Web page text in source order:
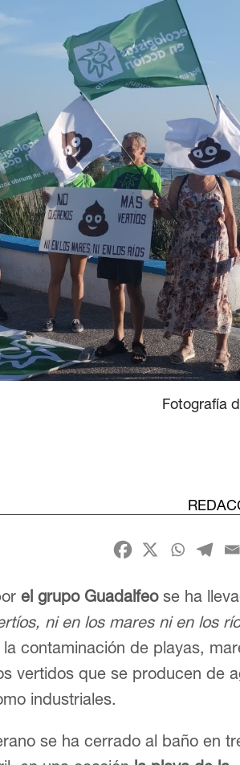
Fotografía
el grupo Guadalfeose ha
ni en los mares ni en los
contaminación de playas,
vertidos que se producen de
industriales.
se ha cerrado al baño en